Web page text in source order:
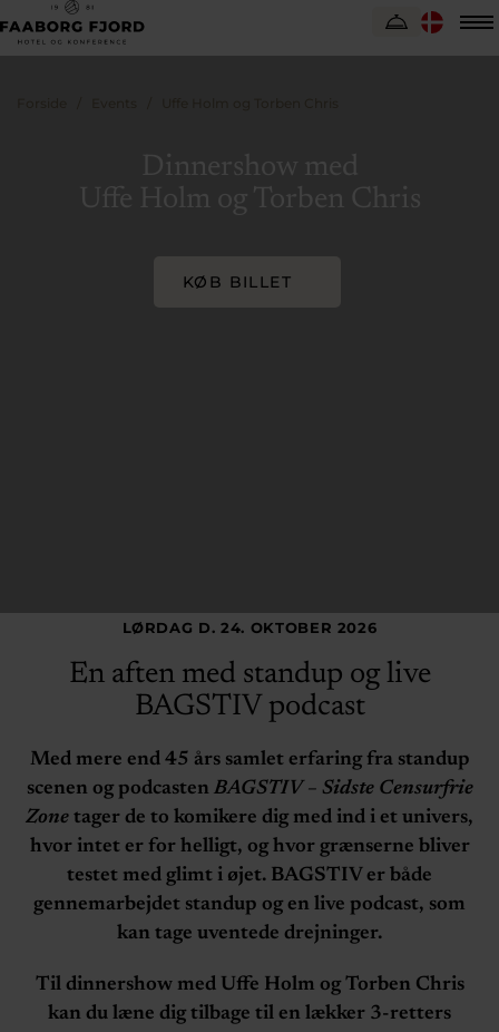
KØB BILLET
LØRDAG D. 24. OKTOBER 2026
En aften med standup og live
BAGSTIV podcast
Med mere end 45 års samlet erfaring fra standup
scenen og podcasten BAGSTIV – Sidste Censurfrie
Zone tager de to komikere dig med ind i et univers,
hvor intet er for helligt, og hvor grænserne bliver
testet med glimt i øjet. BAGSTIV er både
gennemarbejdet standup og en live podcast, som
kan tage uventede drejninger.
Til dinnershow med Uffe Holm og Torben Chris
kan du læne dig tilbage til en lækker 3-retters